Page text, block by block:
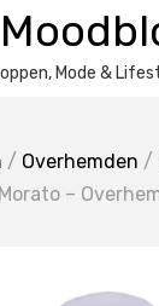
Mode &
/ Overhemden /
–